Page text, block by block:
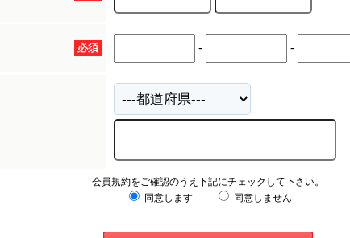
必須 - -
会員規約をご確認のうえ下記にチェックして下さい。
同意します
同意しません